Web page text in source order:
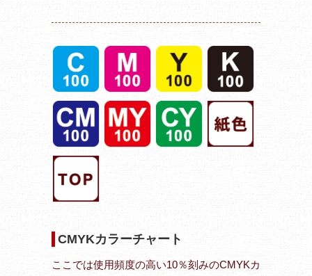
CMYKカラーチャート
ここでは使用頻度の高い10％刻みのCMYKカ